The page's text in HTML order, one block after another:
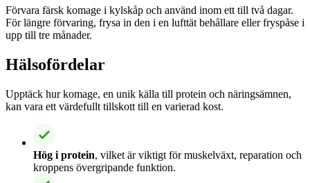
Förvara färsk komage i kylskåp och använd inom ett till två dagar.
För längre förvaring, frysa in den i en lufttät behållare eller fryspåse i
upp till tre månader.
Hälsofördelar
Upptäck hur komage, en unik källa till protein och näringsämnen,
kan vara ett värdefullt tillskott till en varierad kost.
Hög i protein, vilket är viktigt för muskelväxt, reparation och
kroppens övergripande funktion.